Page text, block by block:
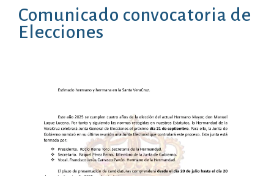
Comunicado convocatoria de
Elecciones